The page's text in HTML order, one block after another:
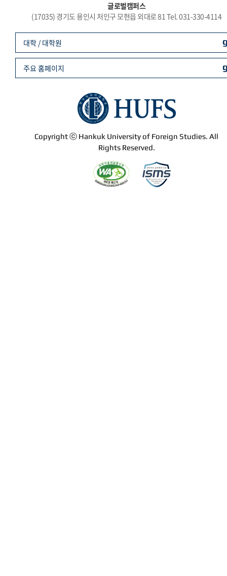
글로벌캠퍼스
(17035) 경기도 용인시 처인구 모현읍 외대로 81 Tel. 031-330-4114
Copyright ⓒ Hankuk University of Foreign Studies. All
Rights Reserved.
대학 / 대학원
주요 홈페이지